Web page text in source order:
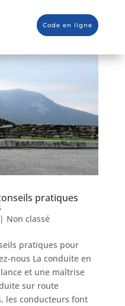
Code en ligne
pratiques
Non classé
pratiques pour
nous La conduite en
et une maîtrise
sur route
les conducteurs font